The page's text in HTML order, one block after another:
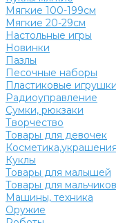
Мягкие 100-199см
Мягкие 20-29см
Настольные игры
Новинки
Пазлы
Песочные наборы
Пластиковые игрушки
Радиоуправление
Сумки, рюкзаки
Творчество
Товары для девочек
Косметика,украшения
Куклы
Товары для малышей
Товары для мальчиков
Машины, техника
Оружие